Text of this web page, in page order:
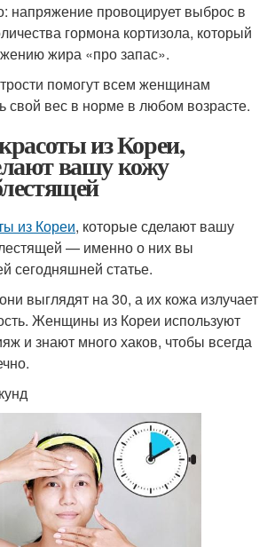
напряжение провоцирует выброс в
гормона кортизола, который
жира «про запас».
помогут всем женщинам
свой вес в норме в любом возрасте.
из Кореи,
вашу кожу
из Кореи, которые сделают вашу
— именно о них вы
сегодняшней статье.
выглядят на 30, а их кожа излучает
Женщины из Кореи используют
и знают много хаков, чтобы всегда